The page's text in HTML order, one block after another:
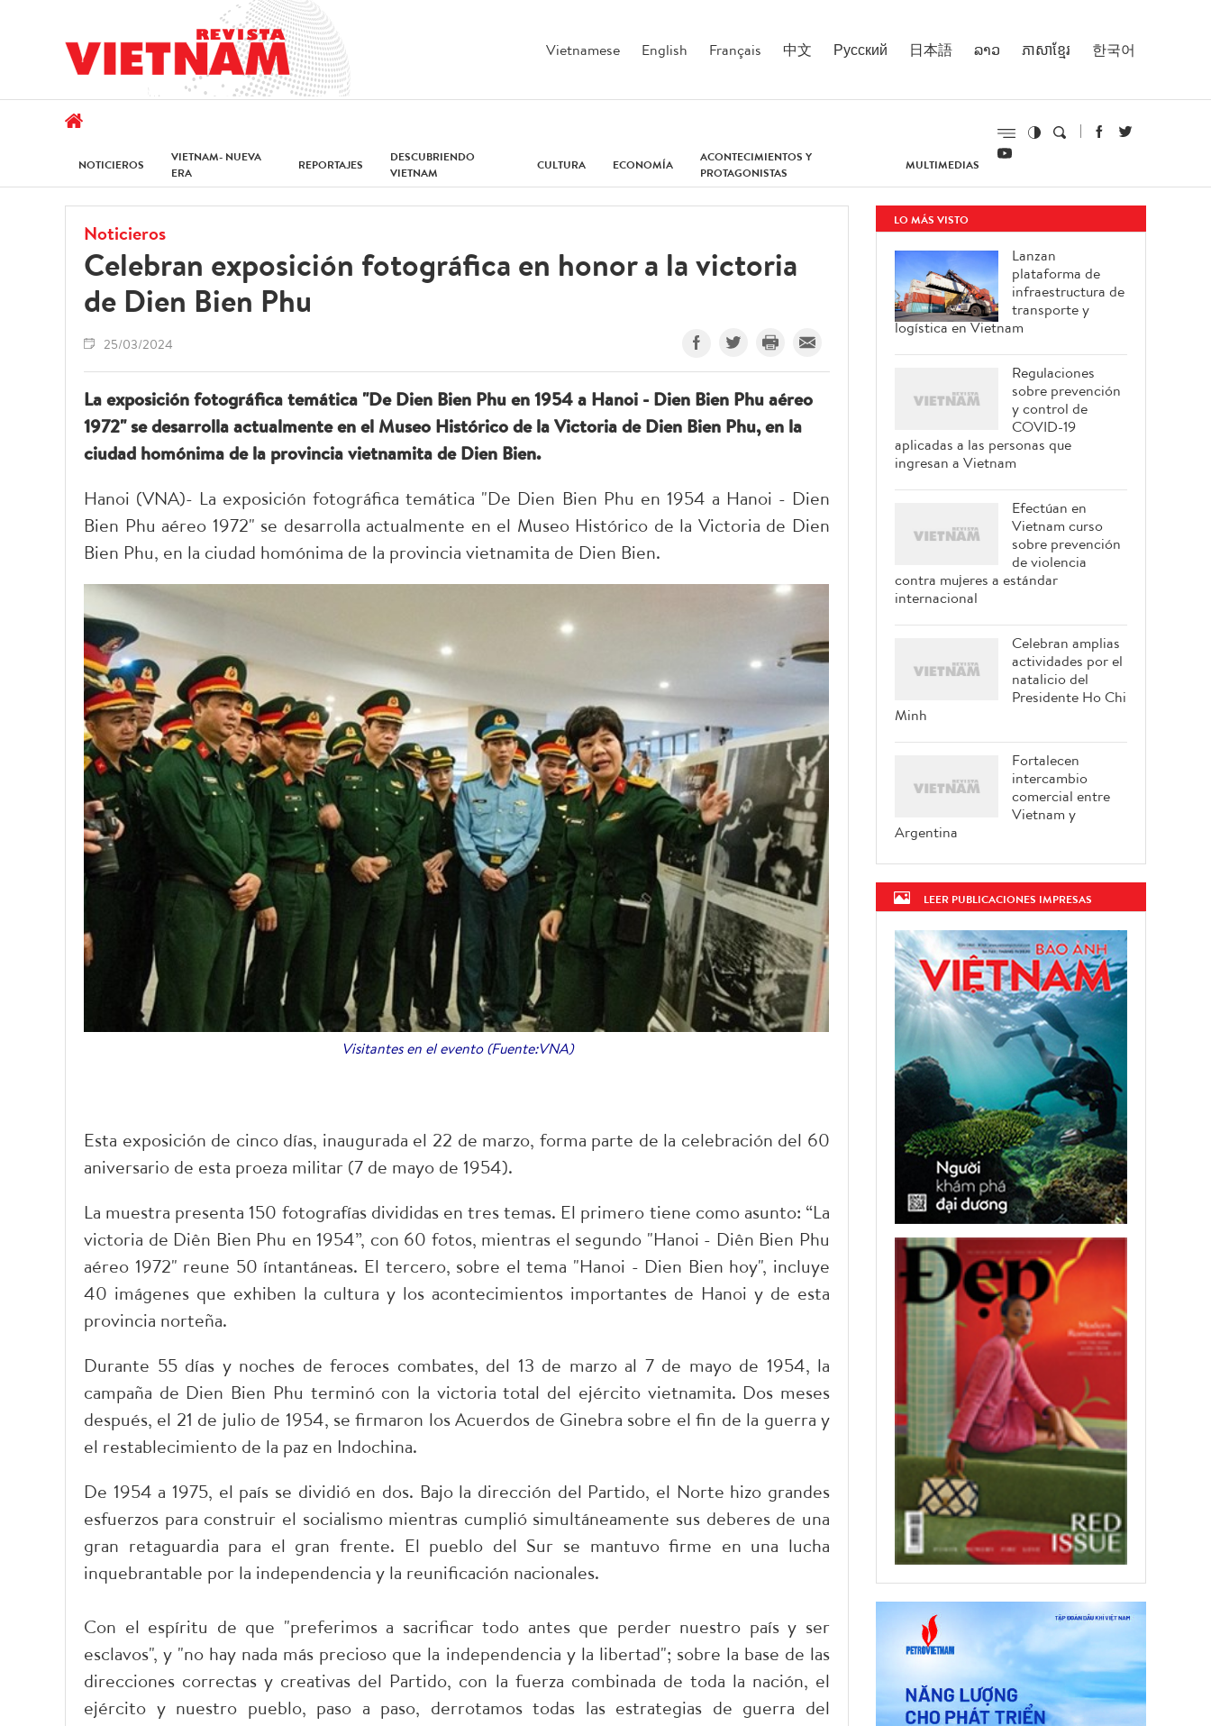
Vietnamese English Français 中文 Русский 日本語 ລາວ ភាសាខ្មែរ 한국어
NOTICIEROS
VIETNAM- NUEVA
ERA
REPORTAJES
DESCUBRIENDO
VIETNAM
CULTURA ECONOMÍA
ACONTECIMIENTOS Y
PROTAGONISTAS
MULTIMEDIAS
Noticieros
Celebran exposición fotográfica en honor a la victoria
de Dien Bien Phu
25/03/2024
La exposición fotográfica temática "De Dien Bien Phu en 1954 a Hanoi - Dien Bien Phu aéreo
1972" se desarrolla actualmente en el Museo Histórico de la Victoria de Dien Bien Phu, en la
ciudad homónima de la provincia vietnamita de Dien Bien.
Hanoi (VNA)- La exposición fotográfica temática "De Dien Bien Phu en 1954 a Hanoi - Dien
Bien Phu aéreo 1972" se desarrolla actualmente en el Museo Histórico de la Victoria de Dien
Bien Phu, en la ciudad homónima de la provincia vietnamita de Dien Bien.
Visitantes en el evento (Fuente:VNA)
Esta exposición de cinco días, inaugurada el 22 de marzo, forma parte de la celebración del 60
aniversario de esta proeza militar (7 de mayo de 1954).
La muestra presenta 150 fotografías divididas en tres temas. El primero tiene como asunto: “La
victoria de Diên Bien Phu en 1954”, con 60 fotos, mientras el segundo "Hanoi - Diên Bien Phu
aéreo 1972" reune 50 íntantáneas. El tercero, sobre el tema "Hanoi - Dien Bien hoy", incluye
40 imágenes que exhiben la cultura y los acontecimientos importantes de Hanoi y de esta
provincia norteña.
Durante 55 días y noches de feroces combates, del 13 de marzo al 7 de mayo de 1954, la
campaña de Dien Bien Phu terminó con la victoria total del ejército vietnamita. Dos meses
después, el 21 de julio de 1954, se firmaron los Acuerdos de Ginebra sobre el fin de la guerra y
el restablecimiento de la paz en Indochina.
De 1954 a 1975, el país se dividió en dos. Bajo la dirección del Partido, el Norte hizo grandes
esfuerzos para construir el socialismo mientras cumplió simultáneamente sus deberes de una
gran retaguardia para el gran frente. El pueblo del Sur se mantuvo firme en una lucha
inquebrantable por la independencia y la reunificación nacionales.
Con el espíritu de que "preferimos a sacrificar todo antes que perder nuestro país y ser
esclavos", y "no hay nada más precioso que la independencia y la libertad"; sobre la base de las
direcciones correctas y creativas del Partido, con la fuerza combinada de toda la nación, el
ejército y nuestro pueblo, paso a paso, derrotamos todas las estrategias de guerra del
LO MÁS VISTO
Lanzan
plataforma de
infraestructura de
transporte y
logística en Vietnam
Regulaciones
sobre prevención
y control de
COVID-19
aplicadas a las personas que
ingresan a Vietnam
Efectúan en
Vietnam curso
sobre prevención
de violencia
contra mujeres a estándar
internacional
Celebran amplias
actividades por el
natalicio del
Presidente Ho Chi
Minh
Fortalecen
intercambio
comercial entre
Vietnam y
Argentina
LEER PUBLICACIONES IMPRESAS